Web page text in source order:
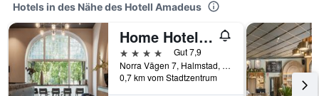
Hotels in des Nähe des Hotell Amadeus
Home Hotel Norre Park
4 Sterne
Gut 7,9
Norra Vägen 7, Halmstad, Halland, Schweden
0,7 km vom Stadtzentrum